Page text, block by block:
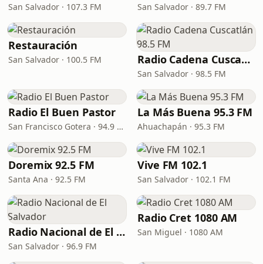
San Salvador · 107.3 FM San Salvador · 89.7 FM
Restauración
San Salvador · 100.5 FM Radio Cadena Cuscatlán 98.5 FM
San Salvador · 98.5 FM
Radio El Buen Pastor
San Francisco Gotera · 94.9 FM
La Más Buena 95.3 FM
Ahuachapán · 95.3 FM
Doremix 92.5 FM
Santa Ana · 92.5 FM
Vive FM 102.1
San Salvador · 102.1 FM
Radio Nacional de El Salvador
San Salvador · 96.9 FM
Radio Cret 1080 AM
San Miguel · 1080 AM